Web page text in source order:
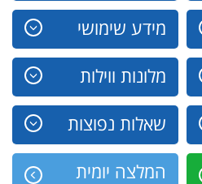
מידע שימושי
מלונות ווילות
שאלות נפוצות
המלצה יומית